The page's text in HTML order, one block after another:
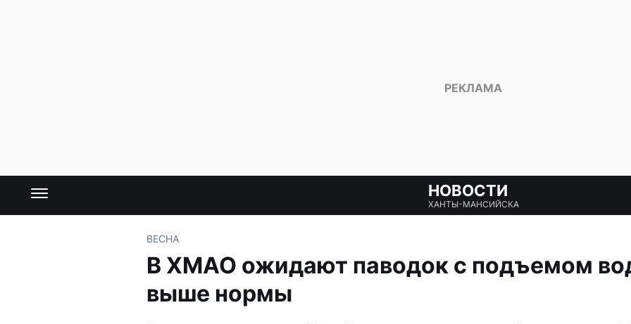
НОВОСТИ
ХАНТЫ-МАНСИЙСКА
ВЕСНА
В ХМАО ожидают паводок с подъемом
выше нормы